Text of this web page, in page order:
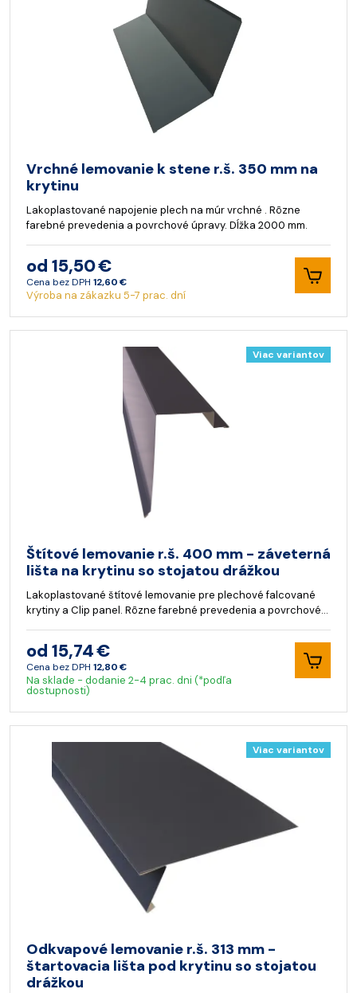
Vrchné lemovanie k stene r.š. 350 mm na
krytinu
Lakoplastované napojenie plech na múr vrchné . Rôzne
farebné prevedenia a povrchové úpravy. Dĺžka 2000 mm.
od 15,50 €
Cena bez DPH 12,60 €
Výroba na zákazku 5-7 prac. dní
Viac variantov
Štítové lemovanie r.š. 400 mm - záveterná
lišta na krytinu so stojatou drážkou
Lakoplastované štítové lemovanie pre plechové falcované
krytiny a Clip panel. Rôzne farebné prevedenia a povrchové…
od 15,74 €
Cena bez DPH 12,80 €
Na sklade - dodanie 2-4 prac. dni (*podľa
dostupnosti)
Viac variantov
Odkvapové lemovanie r.š. 313 mm -
štartovacia lišta pod krytinu so stojatou
drážkou